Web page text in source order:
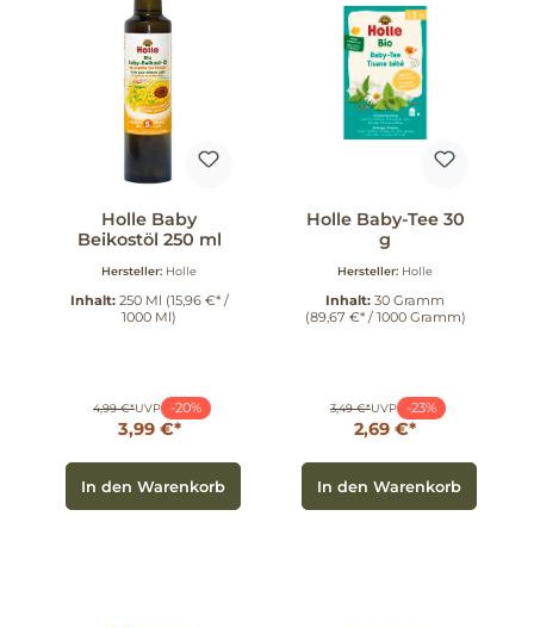
Holle Baby
Beikostöl 250 ml
Hersteller: Holle
Inhalt: 250 Ml (15,96 €* /
1000 Ml)
4,99 €*UVP -20%
3,99 €*
In den Warenkorb
Holle Baby-Tee 30
g
Hersteller: Holle
Inhalt: 30 Gramm
(89,67 €* / 1000 Gramm)
3,49 €*UVP -23%
2,69 €*
In den Warenkorb